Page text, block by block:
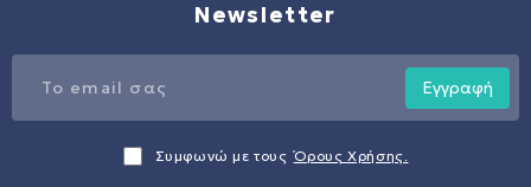
Newsletter
Εγγραφή
Συμφωνώ με τους Όρους Χρήσης.